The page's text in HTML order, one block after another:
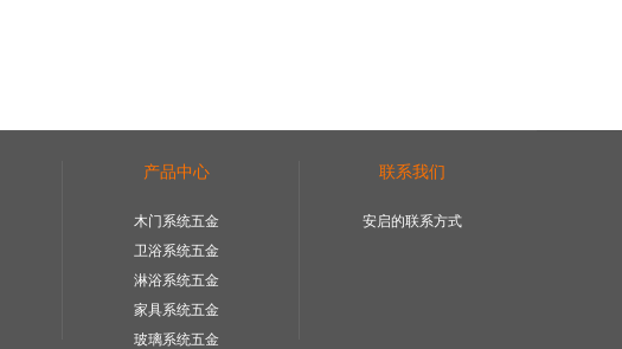
产品中心
木门系统五金
卫浴系统五金
淋浴系统五金
家具系统五金
玻璃系统五金
联系我们
安启的联系方式